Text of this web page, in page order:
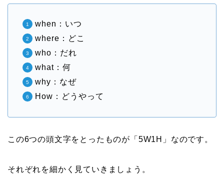
when：いつ
where：どこ
who：だれ
what：何
why：なぜ
How：どうやって
この6つの頭文字をとったものが「5W1H」なのです。
それぞれを細かく見ていきましょう。